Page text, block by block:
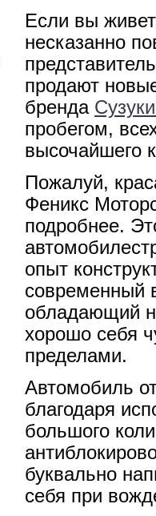
Если вы
несказанно
продают
бренда
пробегом,
высочайшего
Пожалуй,
Феникс
подробнее.
опыт
современный
обладающий
хорошо себя
пределами.
Автомобиль
благодаря
большого
буквально
себя при